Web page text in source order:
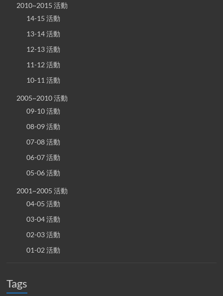
2010~2015 活動
14-15 活動
13-14 活動
12-13 活動
11-12 活動
10-11 活動
2005~2010 活動
09-10 活動
08-09 活動
07-08 活動
06-07 活動
05-06 活動
2001~2005 活動
04-05 活動
03-04 活動
02-03 活動
01-02 活動
Tags